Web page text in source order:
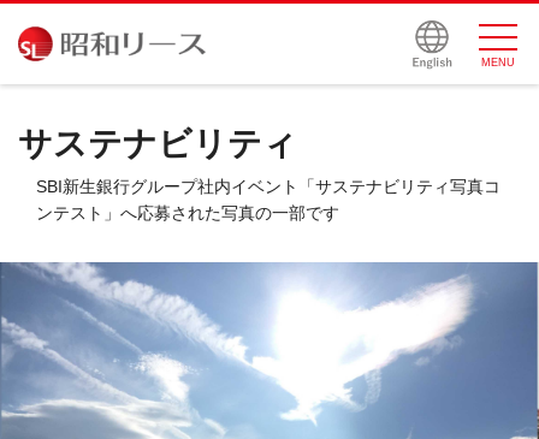
MENU
サイトマップ
サステナビリティ
SBI新生銀行グループ社内イベント「サステナビリティ写真コ
ンテスト」へ応募された写真の一部です